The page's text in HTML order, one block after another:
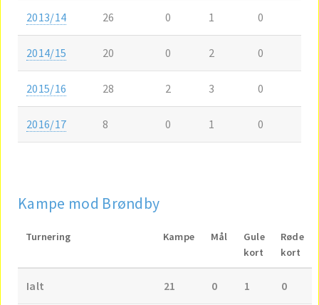
2013/14 26 0 1 0
2014/15 20 0 2 0
2015/16 28 2 3 0
2016/17 8 0 1 0
Kampe mod Brøndby
Turnering Kampe Mål
Gule
kort
Røde
kort
Ialt 21 0 1 0